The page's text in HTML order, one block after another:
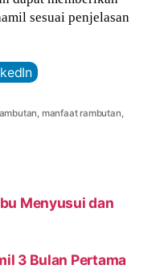
sesuai penjelasan
manfaat rambutan
Menyusui dan
3 Bulan Pertama